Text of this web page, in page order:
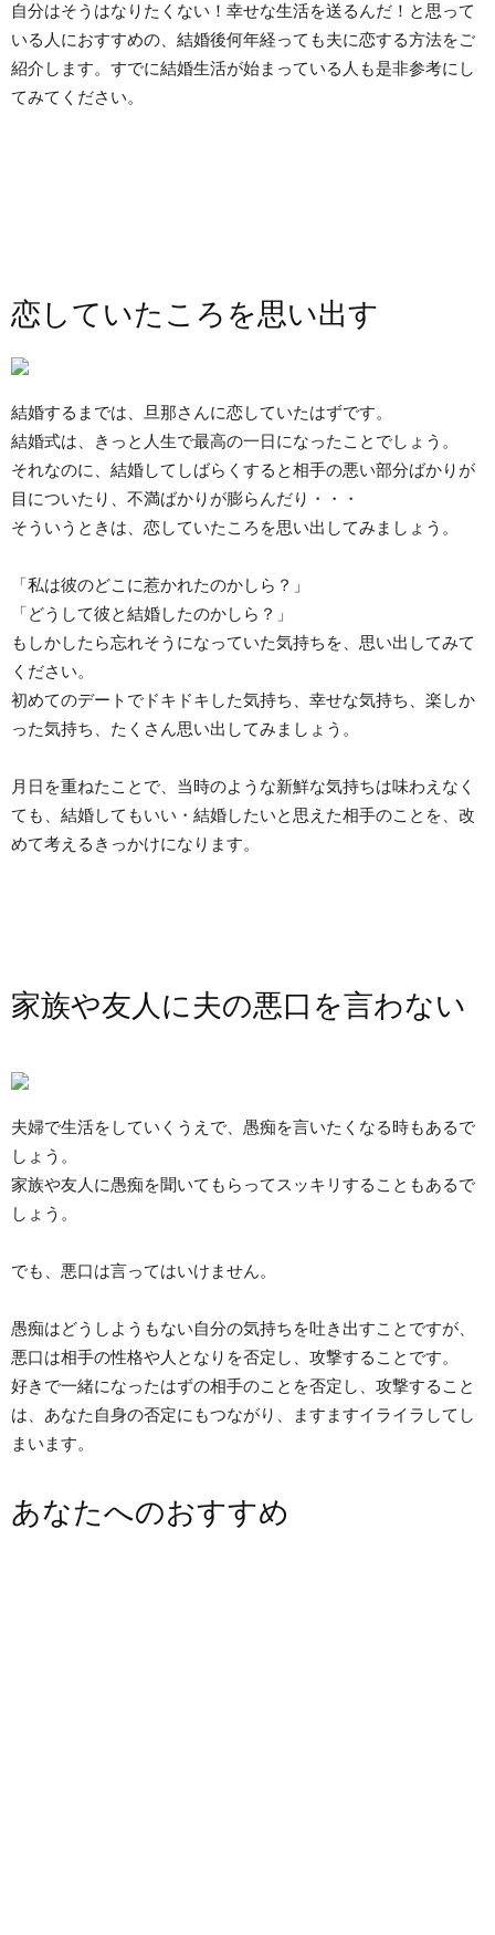
自分はそうはなりたくない！幸せな生活を送るんだ！と思って
いる人におすすめの、結婚後何年経っても夫に恋する方法をご
紹介します。すでに結婚生活が始まっている人も是非参考にし
てみてください。
恋していたころを思い出す
結婚するまでは、旦那さんに恋していたはずです。
結婚式は、きっと人生で最高の一日になったことでしょう。
それなのに、結婚してしばらくすると相手の悪い部分ばかりが
目についたり、不満ばかりが膨らんだり・・・
そういうときは、恋していたころを思い出してみましょう。
「私は彼のどこに惹かれたのかしら？」
「どうして彼と結婚したのかしら？」
もしかしたら忘れそうになっていた気持ちを、思い出してみて
ください。
初めてのデートでドキドキした気持ち、幸せな気持ち、楽しか
った気持ち、たくさん思い出してみましょう。
月日を重ねたことで、当時のような新鮮な気持ちは味わえなく
ても、結婚してもいい・結婚したいと思えた相手のことを、改
めて考えるきっかけになります。
家族や友人に夫の悪口を言わない
夫婦で生活をしていくうえで、愚痴を言いたくなる時もあるで
しょう。
家族や友人に愚痴を聞いてもらってスッキリすることもあるで
しょう。
でも、悪口は言ってはいけません。
愚痴はどうしようもない自分の気持ちを吐き出すことですが、
悪口は相手の性格や人となりを否定し、攻撃することです。
好きで一緒になったはずの相手のことを否定し、攻撃すること
は、あなた自身の否定にもつながり、ますますイライラしてし
まいます。
あなたへのおすすめ